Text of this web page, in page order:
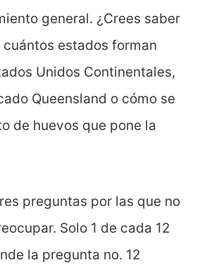
general. ¿Crees saber
estados forman
Unidos Continentales,
Queensland o cómo se
de huevos que pone la
preguntas por las que no
Solo 1 de cada 12
la pregunta no. 12